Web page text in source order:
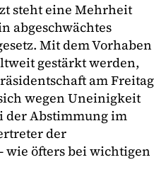
steht eine Mehrheit
abgeschwächtes
Mit dem Vorhaben
gestärkt werden,
am Freitag
wegen Uneinigkeit
der Abstimmung im
der
wie öfters bei wichtigen